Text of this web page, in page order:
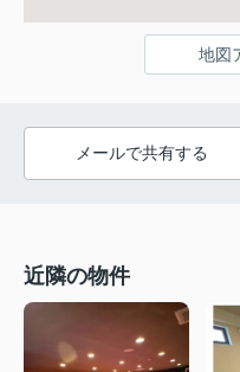
地図
メールで共有する
近隣の物件